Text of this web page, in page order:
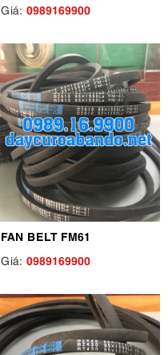
Giá: 0989169900
FAN BELT FM61
Giá: 0989169900